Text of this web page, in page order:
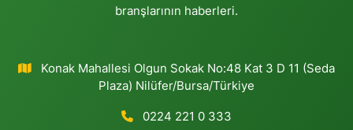
branşlarının haberleri.
Konak Mahallesi Olgun Sokak No:48 Kat 3 D 11 (Seda
Plaza) Nilüfer/Bursa/Türkiye
0224 221 0 333